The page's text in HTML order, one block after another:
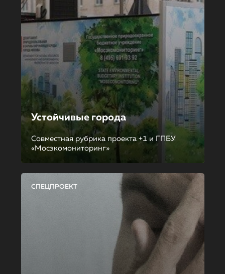
Устойчивые города
Совместная рубрика проекта +1 и ГПБУ
«Мосэкомониторинг»
СПЕЦПРОЕКТ